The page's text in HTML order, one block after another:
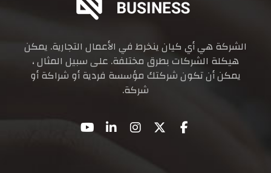
الشركة هي أي كيان ينخرط في الأعمال التجارية. يمكن
هيكلة الشركات بطرق مختلفة. على سبيل المثال ،
يمكن أن تكون شركتك مؤسسة فردية أو شراكة أو
شركة.